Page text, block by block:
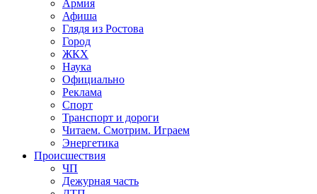
Армия
Афиша
Глядя из Ростова
Город
ЖКХ
Наука
Официально
Реклама
Спорт
Транспорт и дороги
Читаем. Смотрим. Играем
Энергетика
Происшествия
ЧП
Дежурная часть